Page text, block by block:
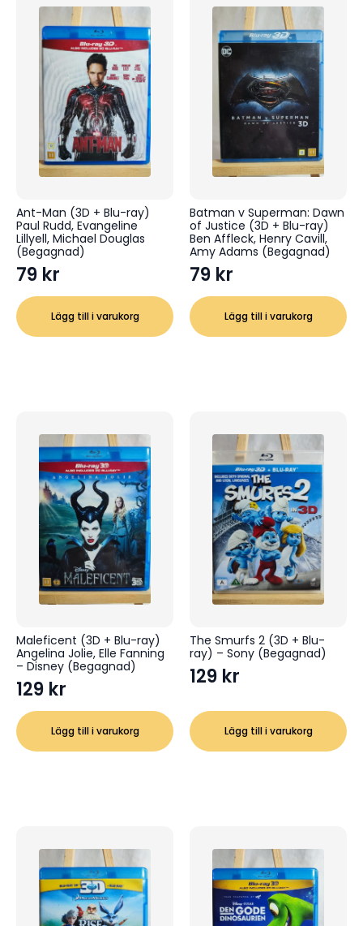
Ant-Man (3D + Blu-ray)
Paul Rudd, Evangeline
Lillyell, Michael Douglas
(Begagnad)
79 kr
Lägg till i varukorg
Batman v Superman: Dawn
of Justice (3D + Blu-ray)
Ben Affleck, Henry Cavill,
Amy Adams (Begagnad)
79 kr
Lägg till i varukorg
Maleficent (3D + Blu-ray)
Angelina Jolie, Elle Fanning
– Disney (Begagnad)
129 kr
Lägg till i varukorg
The Smurfs 2 (3D + Blu-
ray) – Sony (Begagnad)
129 kr
Lägg till i varukorg